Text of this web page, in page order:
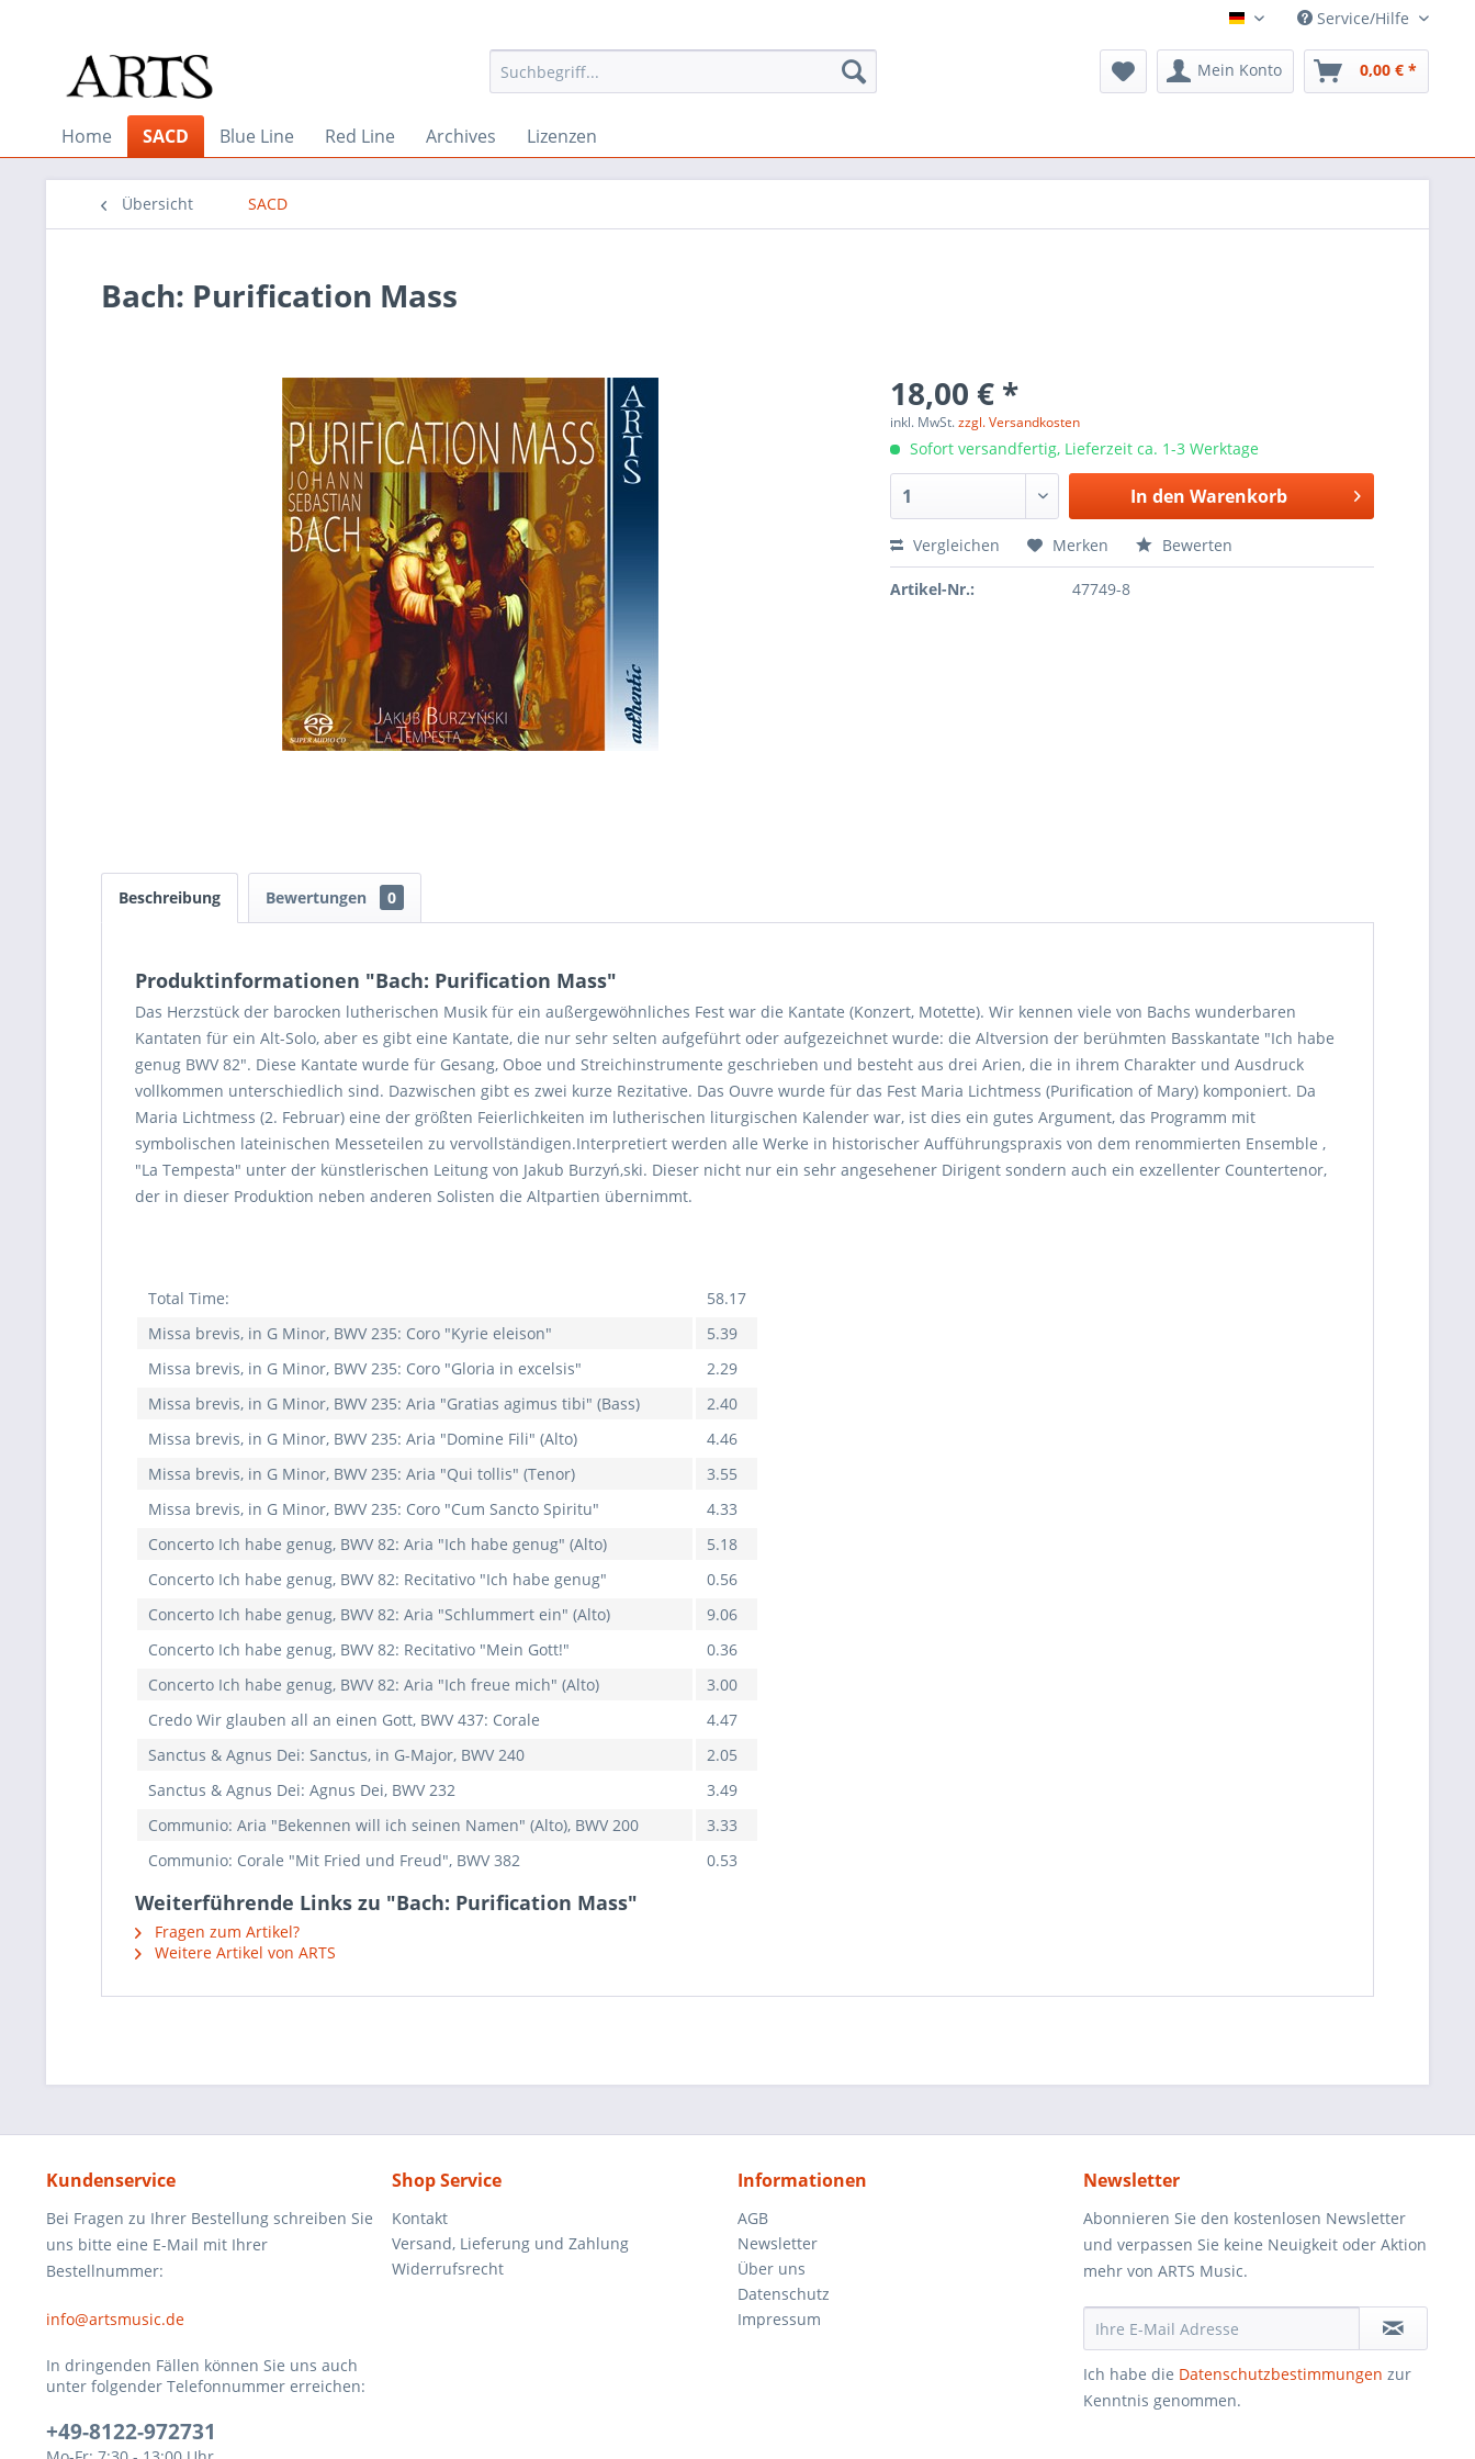
ARTS MusicService/Hilfe
Mein Konto 0,00 € *
Home SACD Blue Line Red Line Archives Lizenzen
Übersicht SACD
Bach: Purification Mass
18,00 € *
inkl. MwSt.zzgl. Versandkosten
Sofort versandfertig, Lieferzeit ca. 1-3 Werktage
In den Warenkorb
Vergleichen Merken Bewerten
Artikel-Nr.: 47749-8
Beschreibung Bewertungen 0
Produktinformationen "Bach: Purification Mass"
Das Herzstück der barocken lutherischen Musik für ein außergewöhnliches Fest war die Kantate (Konzert, Motette). Wir kennen viele von Bachs wunderbaren
Kantaten für ein Alt-Solo, aber es gibt eine Kantate, die nur sehr selten aufgeführt oder aufgezeichnet wurde: die Altversion der berühmten Basskantate "Ich habe
genug BWV 82". Diese Kantate wurde für Gesang, Oboe und Streichinstrumente geschrieben und besteht aus drei Arien, die in ihrem Charakter und Ausdruck
vollkommen unterschiedlich sind. Dazwischen gibt es zwei kurze Rezitative. Das Ouvre wurde für das Fest Maria Lichtmess (Purification of Mary) komponiert. Da
Maria Lichtmess (2. Februar) eine der größten Feierlichkeiten im lutherischen liturgischen Kalender war, ist dies ein gutes Argument, das Programm mit
symbolischen lateinischen Messeteilen zu vervollständigen.Interpretiert werden alle Werke in historischer Aufführungspraxis von dem renommierten Ensemble ,
"La Tempesta" unter der künstlerischen Leitung von Jakub Burzyń,ski. Dieser nicht nur ein sehr angesehener Dirigent sondern auch ein exzellenter Countertenor,
der in dieser Produktion neben anderen Solisten die Altpartien übernimmt.
Total Time:
58.17
Missa brevis, in G Minor, BWV 235: Coro "Kyrie eleison"
5.39
Missa brevis, in G Minor, BWV 235: Coro "Gloria in excelsis"
2.29
Missa brevis, in G Minor, BWV 235: Aria "Gratias agimus tibi" (Bass)
2.40
Missa brevis, in G Minor, BWV 235: Aria "Domine Fili" (Alto)
4.46
Missa brevis, in G Minor, BWV 235: Aria "Qui tollis" (Tenor)
3.55
Missa brevis, in G Minor, BWV 235: Coro "Cum Sancto Spiritu"
4.33
Concerto Ich habe genug, BWV 82: Aria "Ich habe genug" (Alto)
5.18
Concerto Ich habe genug, BWV 82: Recitativo "Ich habe genug"
0.56
Concerto Ich habe genug, BWV 82: Aria "Schlummert ein" (Alto)
9.06
Concerto Ich habe genug, BWV 82: Recitativo "Mein Gott!"
0.36
Concerto Ich habe genug, BWV 82: Aria "Ich freue mich" (Alto)
3.00
Credo Wir glauben all an einen Gott, BWV 437: Corale
4.47
Sanctus & Agnus Dei: Sanctus, in G-Major, BWV 240
2.05
Sanctus & Agnus Dei: Agnus Dei, BWV 232
3.49
Communio: Aria "Bekennen will ich seinen Namen" (Alto), BWV 200
3.33
Communio: Corale "Mit Fried und Freud", BWV 382
0.53
Weiterführende Links zu "Bach: Purification Mass"
Fragen zum Artikel?
Weitere Artikel von ARTS
Kundenservice
Bei Fragen zu Ihrer Bestellung schreiben Sie
uns bitte eine E-Mail mit Ihrer
Bestellnummer:
info@artsmusic.de
In dringenden Fällen können Sie uns auch
unter folgender Telefonnummer erreichen:
+49-8122-972731
Shop Service
Kontakt
Versand, Lieferung und Zahlung
Widerrufsrecht
Informationen
AGB
Newsletter
Über uns
Datenschutz
Impressum
Newsletter
Abonnieren Sie den kostenlosen Newsletter
und verpassen Sie keine Neuigkeit oder Aktion
mehr von ARTS Music.
Ich habe die Datenschutzbestimmungen zur
Kenntnis genommen.